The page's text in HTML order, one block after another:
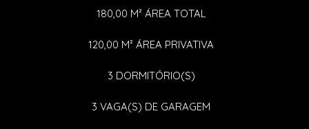
180,00 M² ÁREA TOTAL
120,00 M² ÁREA PRIVATIVA
3 DORMITÓRIO(S)
3 VAGA(S) DE GARAGEM